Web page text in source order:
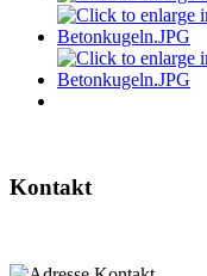
Kontakt